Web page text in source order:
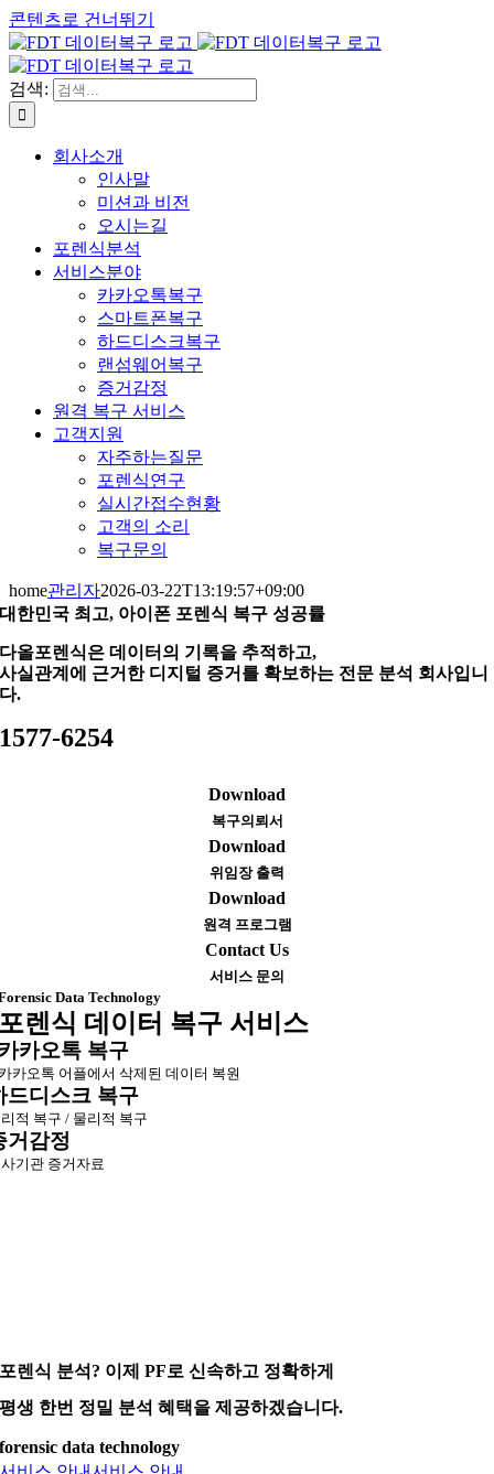
콘텐츠로 건너뛰기
검색:
회사소개
인사말
미션과 비전
오시는길
포렌식분석
서비스분야
카카오톡복구
스마트폰복구
하드디스크복구
랜섬웨어복구
증거감정
원격 복구 서비스
고객지원
자주하는질문
포렌식연구
실시간접수현황
고객의 소리
복구문의
home관리자2026-03-22T13:19:57+09:00
대한민국 최고, 아이폰 포렌식 복구 성공률
다올포렌식은 데이터의 기록을 추적하고,
사실관계에 근거한 디지털 증거를 확보하는 전문 분석 회사입니
다.
1577-6254
Download
복구의뢰서
Download
위임장 출력
Download
원격 프로그램
Contact Us
서비스 문의
Data Technology
렌식 데이터 복구 서비스
카오톡 복구
카오톡 어플에서 삭제된 데이터 복원
드디스크 복구
적 복구 / 물리적 복구
거감정
기관 증거자료
포렌식 분석? 이제 PF로 신속하고 정확하게
평생 한번 정밀 분석 혜택을 제공하겠습니다.
forensic data technology